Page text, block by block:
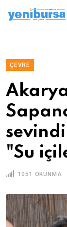
ÇEVRE
"Su
1051 OKUNMA